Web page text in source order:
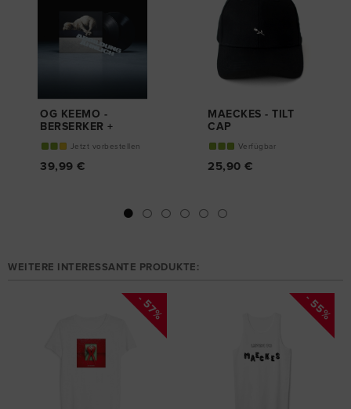
OG KEEMO -
BERSERKER +
EDITION)Jetzt vorbestellen
39,99 €
MAECKES - TILT
CAP
Verfügbar
25,90 €
WEITERE INTERESSANTE PRODUKTE:
- 57% - 55%